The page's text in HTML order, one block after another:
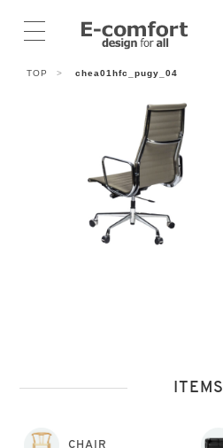
TOP > chea01hfc_pugy_04
ITEMS
CHAIR